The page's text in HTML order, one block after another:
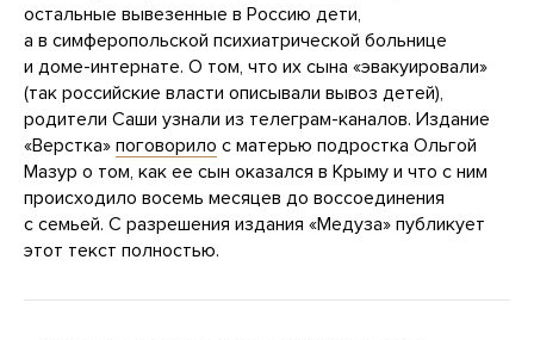
остальные вывезенные в Россию дети,
а в симферопольской психиатрической больнице
и доме-интернате. О том, что их сына «эвакуировали»
(так российские власти описывали вывоз детей),
родители Саши узнали из телеграм-каналов. Издание
«Верстка» поговорило с матерью подростка Ольгой
Мазур о том, как ее сын оказался в Крыму и что с ним
происходило восемь месяцев до воссоединения
с семьей. С разрешения издания «Медуза» публикует
этот текст полностью.